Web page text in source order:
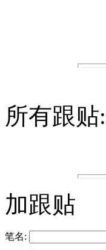
所有跟贴:
加跟贴
笔名: